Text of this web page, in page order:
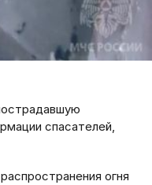
спасателей,
огня